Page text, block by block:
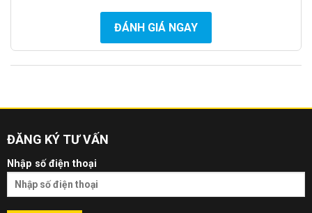
ĐÁNH GIÁ NGAY
ĐĂNG KÝ TƯ VẤN
Nhập số điện thoại